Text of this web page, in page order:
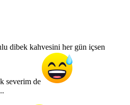
dibek kahvesini her gün içsen
severim de